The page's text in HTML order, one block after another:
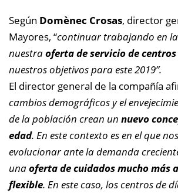
Según Domènec Crosas, director
Mayores, “continuar trabajando en
nuestraoferta de servicio de
nuestros objetivos para este 2019”.
El director general de la compañía
cambios demográficos y el
de la población crean un nuevo
edad. En este contexto es en el que
evolucionar ante la demanda
unaoferta de cuidados mucho más
flexible. En este caso, los centros de